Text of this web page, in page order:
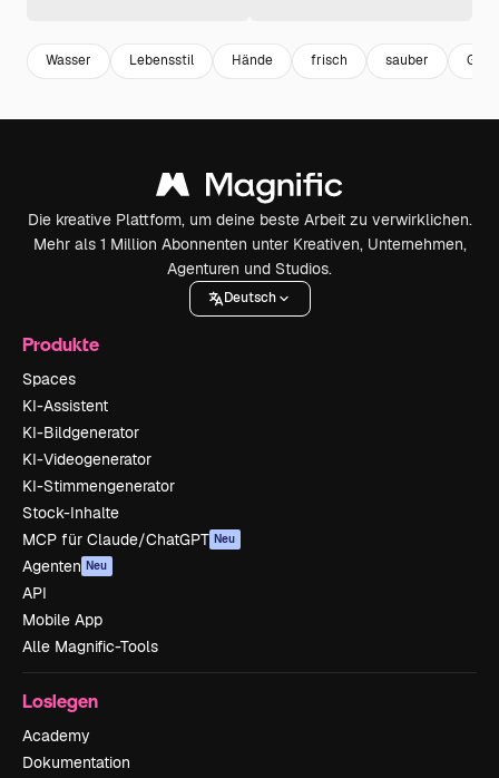
Wasser Lebensstil Hände frisch sauber
Die kreative Plattform, um deine beste Arbeit zu verwirklichen.
Mehr als 1 Million Abonnenten unter Kreativen, Unternehmen,
Agenturen und Studios.
Deutsch
Produkte
Spaces
KI-Assistent
KI-Bildgenerator
KI-Videogenerator
KI-Stimmengenerator
Stock-Inhalte
MCP für Claude/ChatGPT Neu
Agenten Neu
API
Mobile App
Alle Magnific-Tools
Loslegen
Academy
Dokumentation